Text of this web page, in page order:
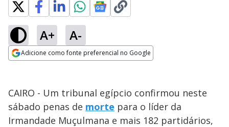
A+ A-
Adicione como fonte preferencial no Google
CAIRO - Um tribunal egípcio confirmou neste
sábado penas de morte para o líder da
Irmandade Muçulmana e mais 182 partidários,